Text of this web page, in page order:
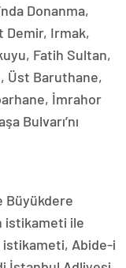
Donanma,
Demir, Irmak,
Fatih Sultan,
Üst Baruthane,
İmrahor
Bulvarı’nı
Büyükdere
istikameti ile
istikameti, Abide-i